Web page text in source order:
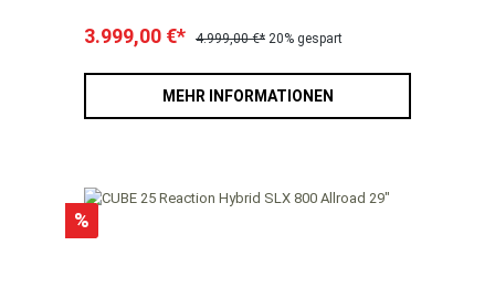
3.999,00 €* 4.999,00 €* 20% gespart
MEHR INFORMATIONEN
%